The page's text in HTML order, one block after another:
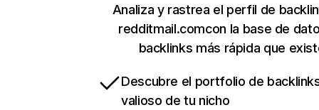
Analiza y rastrea el perfil de
redditmail.comcon la base de
backlinks más rápida que
Descubre el portfolio de
valioso de tu nicho